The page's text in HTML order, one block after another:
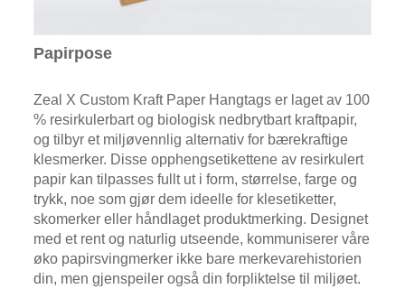
Papirpose
Zeal X Custom Kraft Paper Hangtags er laget av 100
% resirkulerbart og biologisk nedbrytbart kraftpapir,
og tilbyr et miljøvennlig alternativ for bærekraftige
klesmerker. Disse opphengsetikettene av resirkulert
papir kan tilpasses fullt ut i form, størrelse, farge og
trykk, noe som gjør dem ideelle for klesetiketter,
skomerker eller håndlaget produktmerking. Designet
med et rent og naturlig utseende, kommuniserer våre
øko papirsvingmerker ikke bare merkevarehistorien
din, men gjenspeiler også din forpliktelse til miljøet.